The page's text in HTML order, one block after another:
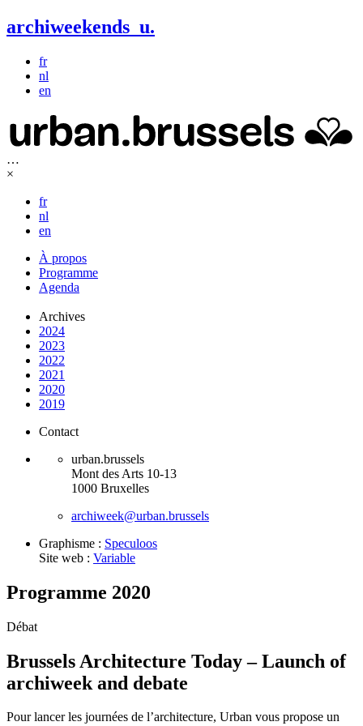
archiweekends u.
fr
nl
en
…
×
fr
nl
en
À propos
Programme
Agenda
Archives
2024
2023
2022
2021
2020
2019
Contact
urban.brussels
Mont des Arts 10-13
1000 Bruxelles
archiweek@urban.brussels
Graphisme : Speculoos
Site web : Variable
Programme 2020
Débat
Brussels Architecture Today – Launch of
archiweek and debate
Pour lancer les journées de l’architecture, Urban vous propose un